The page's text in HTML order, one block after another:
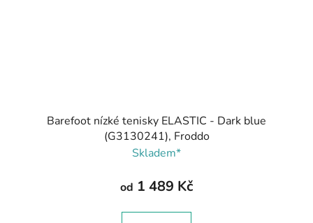
Barefoot nízké tenisky ELASTIC - Dark blue
(G3130241), Froddo
Skladem*
od 1 489 Kč